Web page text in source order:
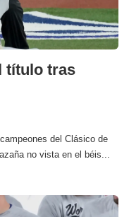
título tras
del Clásico de
no vista en el béis...